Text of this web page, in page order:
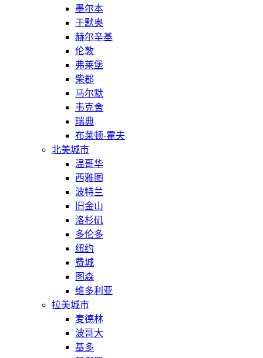
墨尔本
于默奥
赫尔辛基
伦敦
弗莱堡
柴郡
马尔默
韦克舍
瑞典
布莱顿-霍夫
北美城市
温哥华
西雅图
波特兰
旧金山
洛杉矶
多伦多
纽约
费城
图森
维多利亚
拉美城市
麦德林
波哥大
基多